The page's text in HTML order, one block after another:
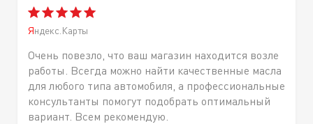
Яндекс.Карты
Очень повезло, что ваш магазин находится возле
работы. Всегда можно найти качественные масла
для любого типа автомобиля, а профессиональные
консультанты помогут подобрать оптимальный
вариант. Всем рекомендую.